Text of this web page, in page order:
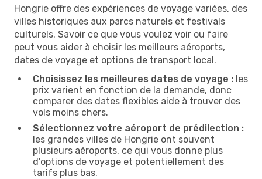
Hongrie offre des expériences de voyage variées, des
villes historiques aux parcs naturels et festivals
culturels. Savoir ce que vous voulez voir ou faire
peut vous aider à choisir les meilleurs aéroports,
dates de voyage et options de transport local.
Choisissez les meilleures dates de voyage : les
prix varient en fonction de la demande, donc
comparer des dates flexibles aide à trouver des
vols moins chers.
Sélectionnez votre aéroport de prédilection :
les grandes villes de Hongrie ont souvent
plusieurs aéroports, ce qui vous donne plus
d'options de voyage et potentiellement des
tarifs plus bas.